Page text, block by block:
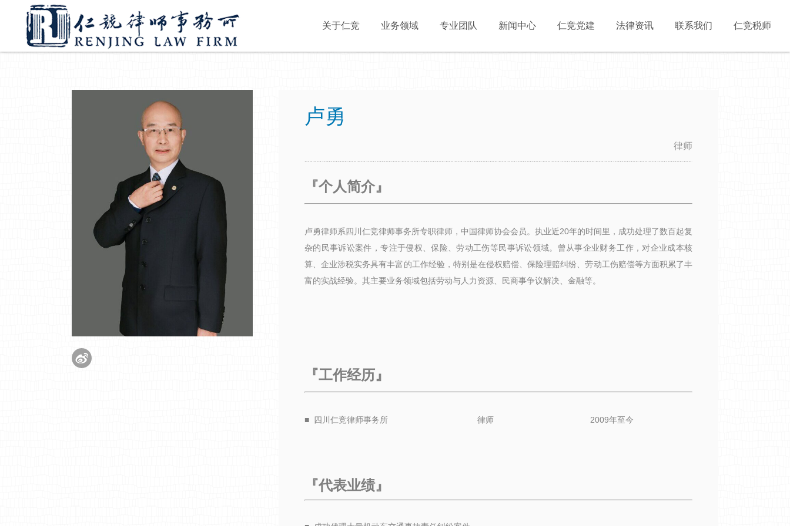
关于仁竞 业务领域 专业团队 新闻中心 仁竞党建 法律资讯 联系我们 仁竞税师
卢勇
律师
『个人简介』
卢勇律师系四川仁竞律师事务所专职律师，中国律师协会会员。执业近20年的时间里，成功处理了数百起复
杂的民事诉讼案件，专注于侵权、保险、劳动工伤等民事诉讼领域。曾从事企业财务工作，对企业成本核
算、企业涉税实务具有丰富的工作经验，特别是在侵权赔偿、保险理赔纠纷、劳动工伤赔偿等方面积累了丰
富的实战经验。其主要业务领域包括劳动与人力资源、
民商事争议解决、 金融等。
『工作经历』
■ 四川仁竞律师事务所 律师 2009年至今
『代表业绩』